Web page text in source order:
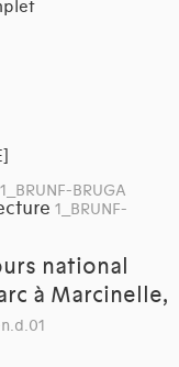
1_BRUNF-BRUGA
1_BRUNF-
national
à Marcinelle,